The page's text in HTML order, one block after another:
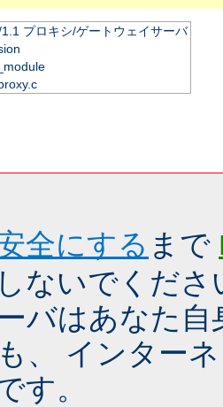
プロキシ/ゲートウェイサーバ
全にする まで
ないでくださ
バはあなた
、 インター
す。